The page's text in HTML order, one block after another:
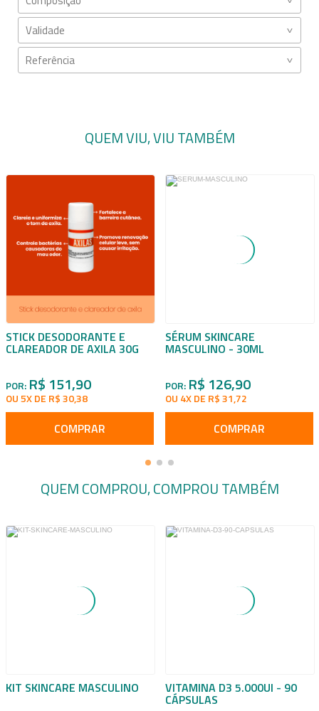
Validade
Referência
QUEM VIU, VIU TAMBÉM
STICK DESODORANTE E
CLAREADOR DE AXILA 30G
POR: R$ 151,90
OU 5X DE R$ 30,38
COMPRAR
SÉRUM SKINCARE
MASCULINO - 30ML
POR: R$ 126,90
OU 4X DE R$ 31,72
COMPRAR
QUEM COMPROU, COMPROU TAMBÉM
KIT SKINCARE MASCULINO VITAMINA D3 5.000UI - 90
CÁPSULAS